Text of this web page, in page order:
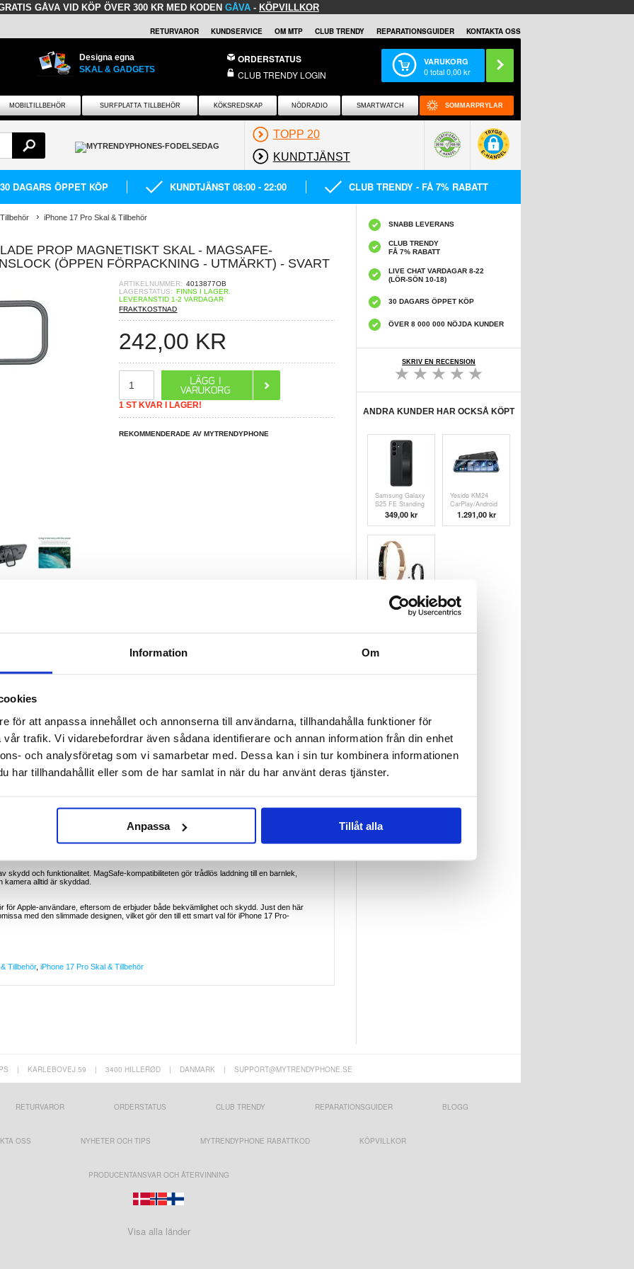
Information Om
för att anpassa innehållet och annonserna till användarna, tillhandahålla funktioner för
trafik. Vi vidarebefordrar även sådana identifierare och annan information från din enhet
och analysföretag som vi samarbetar med. Dessa kan i sin tur kombinera informationen
har tillhandahållit eller som de har samlat in när du har använt deras tjänster.
Anpassa Tillåt alla
GÅVA VID KÖP ÖVER 300 KR MED KODEN GÅVA - KÖPVILLKOR
RETURVAROR KUNDSERVICE OM MTP CLUB TRENDY REPARATIONSGUIDER KONTAKTA OSS
Designa egna
SKAL & GADGETS
ORDERSTATUS
CLUB TRENDY LOGIN
VARUKORG
0total0,00kr
MOBILTILLBEHÖR SURFPLATTA TILLBEHÖR KÖKSREDSKAP NÖDRADIO SMARTWATCH SOMMARPRYLAR
TOPP 20
KUNDTJÄNST
30 DAGARS ÖPPET KÖP KUNDTJÄNST 08:00 - 22:00 CLUB TRENDY - FÅ 7% RABATT
iPhone 17 Pro Skal & Tillbehör
PROP MAGNETISKT SKAL - MAGSAFE-
(ÖPPEN FÖRPACKNING - UTMÄRKT) - SVART
ARTIKELNUMMER: 4013877OB
LAGERSTATUS: FINNS I LAGER.
LEVERANSTID 1-2 VARDAGAR
FRAKTKOSTNAD
242,00 KR
1 ST KVAR I LAGER!
REKOMMENDERADE AV MYTRENDYPHONE
Pro - MagSafe-kompatibel, skjutbart linslock
Magnetic Case. Detta eleganta fodral kombinerar hållbarhet med bekvämlighet och
skydd och funktionalitet. MagSafe-kompatibiliteten gör trådlös laddning till en barnlek,
kamera alltid är skyddad.
för Apple-användare, eftersom de erbjuder både bekvämlighet och skydd. Just den här
med den slimmade designen, vilket gör den till ett smart val för iPhone 17 Pro-
Tillbehör, iPhone 17 Pro Skal & Tillbehör
SNABB LEVERANS
CLUB TRENDY
FÅ 7% RABATT
LIVE CHAT VARDAGAR 8-22
(LÖR-SÖN 10-18)
30 DAGARS ÖPPET KÖP
ÖVER 8 000 000 NÖJDA KUNDER
SKRIV EN RECENSION
ANDRA KUNDER HAR OCKSÅ KÖPT
Samsung Galaxy
S25 FE Standing
Grip Case EF-
GS731CBEGWW
(Öppen
Förpackning -
Utmärkt) - Svart
349,00 kr
Yesido KM24
CarPlay/Android
Auto
Strömmande
Backspegel Dash
1.291,00kr
B3 Smart
Armband /
Fitness Tracker
Tillfredsställande)
326,00 kr
| KARLEBOVEJ 59 | 3400 HILLERØD | DANMARK | SUPPORT@MYTRENDYPHONE.SE
RETURVAROR ORDERSTATUS CLUB TRENDY REPARATIONSGUIDER BLOGG
OSS NYHETER OCH TIPS MYTRENDYPHONE RABATTKOD KÖPVILLKOR
PRODUCENTANSVAR OCH ÅTERVINNING
Visa alla länder